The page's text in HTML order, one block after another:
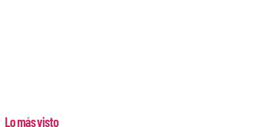
Lo más visto